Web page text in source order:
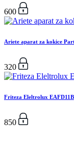
600
Ariete aparat za kokice
320
Friteza Eleltrolux EAFD11B
850